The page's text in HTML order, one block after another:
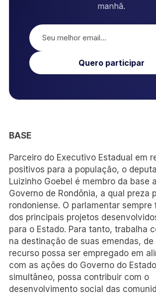
manhã.
Quero participar
BASE
Parceiro do Executivo Estadual em
positivos para a população, o
Luizinho Goebel é membro da base
Governo de Rondônia, a qual preza
rondoniense. O parlamentar sempre
dos principais projetos
para o Estado. Para tanto, trabalha
na destinação de suas emendas,
recurso possa ser empregado em
com as ações do Governo do
simultâneo, possa contribuir com o
desenvolvimento social das